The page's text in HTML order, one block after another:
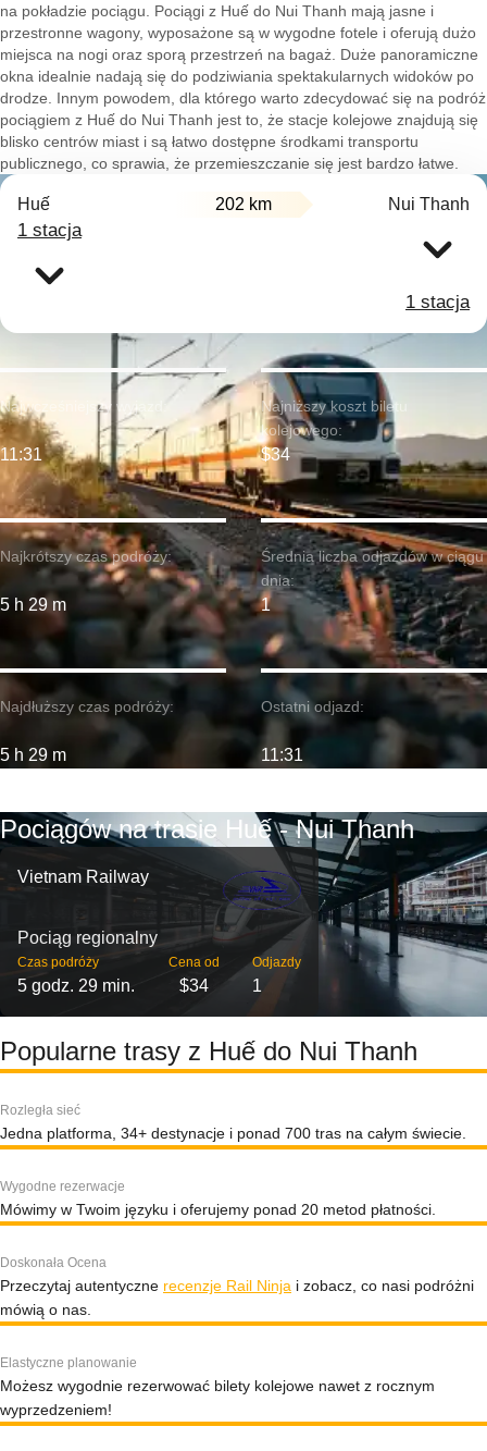
na pokładzie pociągu. Pociągi z Huế do Nui Thanh mają jasne i
przestronne wagony, wyposażone są w wygodne fotele i oferują dużo
miejsca na nogi oraz sporą przestrzeń na bagaż. Duże panoramiczne
okna idealnie nadają się do podziwiania spektakularnych widoków po
drodze. Innym powodem, dla którego warto zdecydować się na podróż
pociągiem z Huế do Nui Thanh jest to, że stacje kolejowe znajdują się
blisko centrów miast i są łatwo dostępne środkami transportu
publicznego, co sprawia, że przemieszczanie się jest bardzo łatwe.
Huế 202 km Nui Thanh
1 stacja
1 stacja
Najkrótszy czas podróży:
5 h 29 m
Najwcześniejszy wyjazd:
11:31
Najdłuższy czas podróży:
5 h 29 m
Najniższy koszt biletu
kolejowego:
$34
Średnia liczba odjazdów w ciągu
dnia:
1
Ostatni odjazd:
11:31
Pociągów na trasie Huế - Nui Thanh
Vietnam Railway
Pociąg regionalny
Czas podróży
5 godz. 29 min.
Cena od
$34
Odjazdy
1
Popularne trasy z Huế do Nui Thanh
Rozległa sieć
Jedna platforma, 34+ destynacje i ponad 700 tras na całym świecie.
Wygodne rezerwacje
Mówimy w Twoim języku i oferujemy ponad 20 metod płatności.
Doskonała Ocena
Przeczytaj autentyczne recenzje Rail Ninja i zobacz, co nasi podróżni
mówią o nas.
Elastyczne planowanie
Możesz wygodnie rezerwować bilety kolejowe nawet z rocznym
wyprzedzeniem!